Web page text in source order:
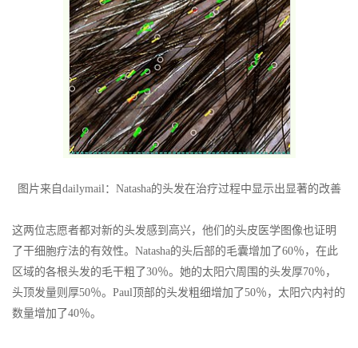
图片来自dailymail：Natasha的头发在治疗过程中显示出显著的改善
这两位志愿者都对新的头发感到高兴，他们的头皮医学图像也证明
了干细胞疗法的有效性。Natasha的头后部的毛囊增加了60％，在此
区域的各根头发的毛干粗了30％。她的太阳穴周围的头发厚70％，
头顶发量则厚50％。Paul顶部的头发粗细增加了50％，太阳穴内衬的
数量增加了40％。